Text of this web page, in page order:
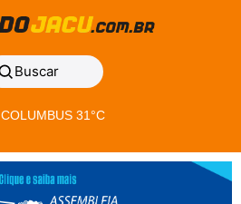
Buscar
COLUMBUS 31°C